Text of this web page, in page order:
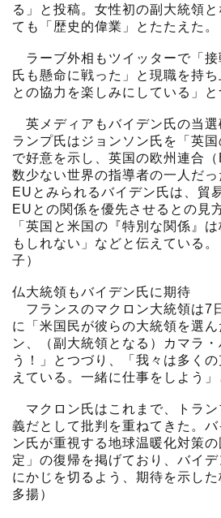
る」と投稿。女性初の副大統領
ても「歴史的偉業」とたたえた。
ラーブ外相もツイッターで「接
氏も懸命に戦った」と現職を持
との協力を楽しみにしている」と
英メディアもバイデン氏の当選
ランプ氏はジョンソン氏を「英
で好意を示し、英国の欧州連合
数少ない世界の指導者の一人だ
EUとみられるバイデン氏は、貿
EUとの関係を優先させるとの見
「英国と米国の『特別な関係』
もしれない」などと伝えている
子）
仏大統領もバイデン氏に期待
フランスのマクロン大統領は7
に「米国民が彼らの大統領を選
ン、（副大統領となる）カマラ
う！」とつづり、「我々は多く
えている。一緒に仕事をしよう」
マクロン氏はこれまで、トラン
義だとして批判を重ねてきた。
ン氏が重視する地球温暖化対策
定」の復帰を掲げており、バイ
にかじを切るよう、期待を示し
多揚）